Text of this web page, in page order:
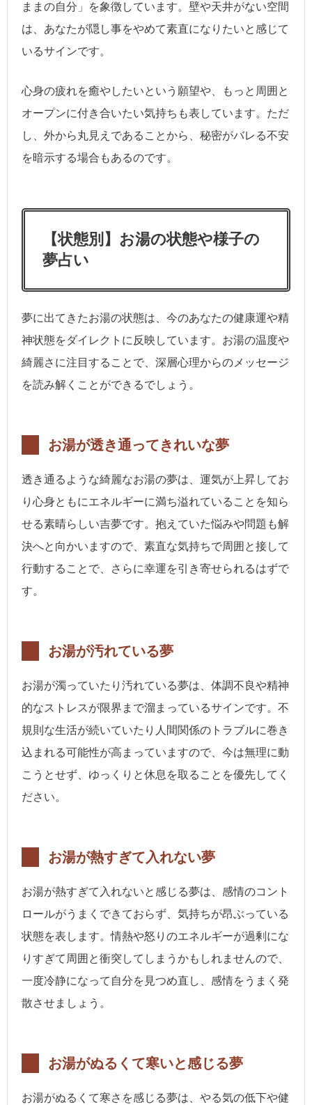
ままの自分」を象徴しています。壁や天井がない空間
は、あなたが隠し事をやめて素直になりたいと感じて
いるサインです。
心身の疲れを癒やしたいという願望や、もっと周囲と
オープンに付き合いたい気持ちも表しています。ただ
し、外から丸見えであることから、秘密がバレる不安
を暗示する場合もあるのです。
【状態別】お湯の状態や様子の
夢占い
夢に出てきたお湯の状態は、今のあなたの健康運や精
神状態をダイレクトに反映しています。お湯の温度や
綺麗さに注目することで、深層心理からのメッセージ
を読み解くことができるでしょう。
お湯が透き通ってきれいな夢
透き通るような綺麗なお湯の夢は、運気が上昇してお
り心身ともにエネルギーに満ち溢れていることを知ら
せる素晴らしい吉夢です。抱えていた悩みや問題も解
決へと向かいますので、素直な気持ちで周囲と接して
行動することで、さらに幸運を引き寄せられるはずで
す。
お湯が汚れている夢
お湯が濁っていたり汚れている夢は、体調不良や精神
的なストレスが限界まで溜まっているサインです。不
規則な生活が続いていたり人間関係のトラブルに巻き
込まれる可能性が高まっていますので、今は無理に動
こうとせず、ゆっくりと休息を取ることを優先してく
ださい。
お湯が熱すぎて入れない夢
お湯が熱すぎて入れないと感じる夢は、感情のコント
ロールがうまくできておらず、気持ちが昂ぶっている
状態を表します。情熱や怒りのエネルギーが過剰にな
りすぎて周囲と衝突してしまうかもしれませんので、
一度冷静になって自分を見つめ直し、感情をうまく発
散させましょう。
お湯がぬるくて寒いと感じる夢
お湯がぬるくて寒さを感じる夢は、やる気の低下や健